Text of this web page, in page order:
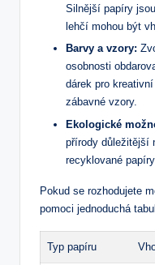
Silnější papíry
lehčí mohou být
Barvy a vzory:
osobnosti
dárek pro
zábavné vzory.
Ekologické
přírody důležitější
recyklované
Pokud se rozhodujete
pomoci jednoduchá
Typ papíru